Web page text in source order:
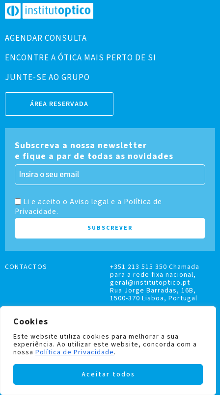
Cookies
Este website utiliza cookies para melhorar a sua
experiência. Ao utilizar este website, concorda com a
nossa Política de Privacidade.
Aceitar todos
AGENDAR CONSULTA
ENCONTRE A ÓTICA MAIS PERTO DE SI
JUNTE-SE AO GRUPO
ÁREA RESERVADA
Subscreva a nossa newsletter
e fique a par de todas as novidades
Li e aceito o Aviso legal e a Política de
Privacidade.
LIVRO DE RECLAMAÇÕES
POLÍTICA DE PRIVACIDADE E COOKIES
CONTACTOS
+351 213 515 350 Chamada
para a rede fixa nacional,
geral@institutoptico.pt
Rua Jorge Barradas, 16B,
1500-370 Lisboa, Portugal